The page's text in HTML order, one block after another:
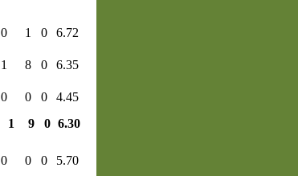
0 1 0 6.72
1 8 0 6.35
0 0 0
4.45
1 9 0 6.30
0 0 0 5.70